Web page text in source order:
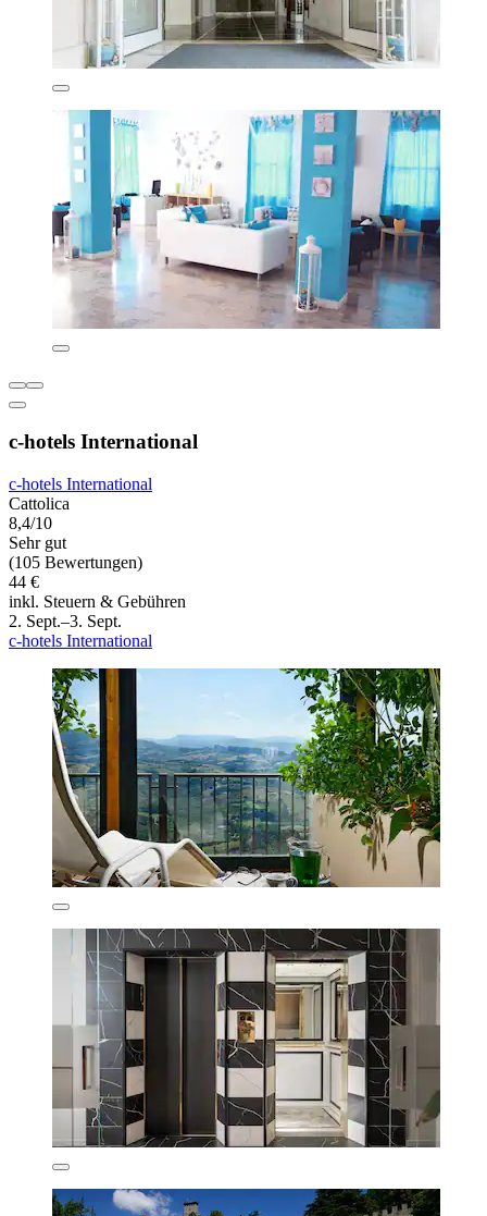
c-hotels International
c-hotels International
Cattolica
8,4/10
Sehr gut
(105 Bewertungen)
44 €
inkl. Steuern & Gebühren
2. Sept.–3. Sept.
c-hotels International